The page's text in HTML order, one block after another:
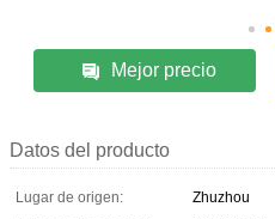
Mejor precio
Datos del producto
Lugar de origen:
Zhuzhou